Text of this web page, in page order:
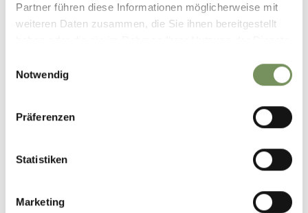
Partner führen diese Informationen möglicherweise mit
weiteren Daten zusammen, die Sie ihnen bereitgestellt
Notwendig
Präferenzen
Statistiken
Marketing